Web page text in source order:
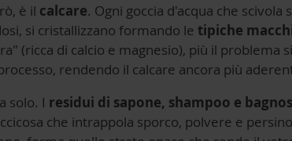
è il calcare. Ogni goccia d'acqua che
si cristallizzano formando le tipiche
(ricca di calcio e magnesio), più il problema
rendendo il calcare ancora più
solo. I residui di sapone, shampoo e
che intrappola sporco, polvere e